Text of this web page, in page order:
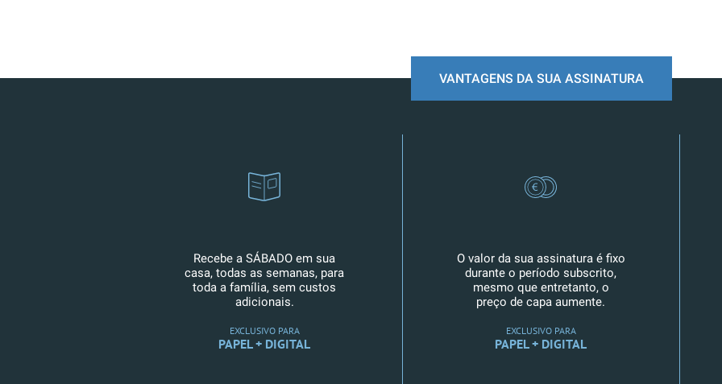
VANTAGENS DA SUA ASSINATURA
Recebe a SÁBADO em sua
casa, todas as semanas, para
toda a família, sem custos
adicionais.
EXCLUSIVO PARA
PAPEL + DIGITAL
O valor da sua assinatura é fixo
durante o período subscrito,
mesmo que entretanto, o
preço de capa aumente.
EXCLUSIVO PARA
PAPEL + DIGITAL